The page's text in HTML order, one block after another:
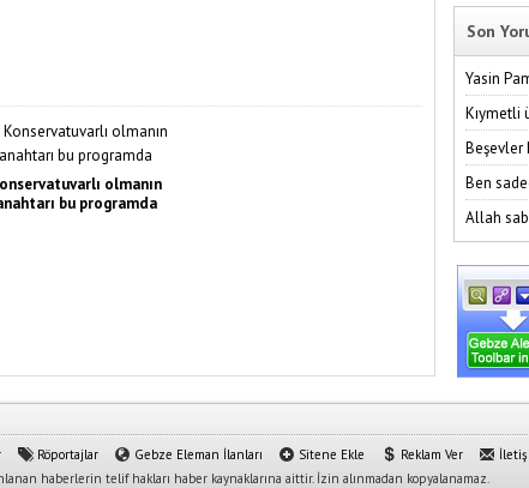
olmanın
bu programda
Son
Yasin
Kıymetli
Beşevler
Ben
Allah
Röportajlar Gebze Eleman İlanları Sitene Ekle Reklam Ver
haberlerin telif hakları haber kaynaklarına aittir. İzin alınmadan kopyalanamaz.